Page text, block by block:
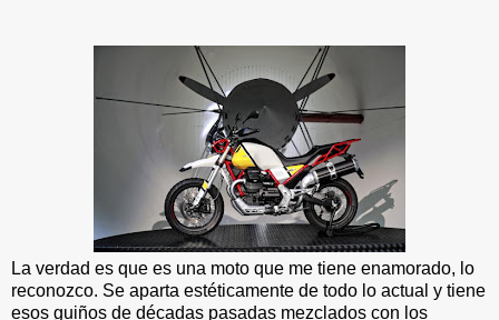
La verdad es que es una moto que me tiene enamorado, lo
reconozco. Se aparta estéticamente de todo lo actual y tiene
esos guiños de décadas pasadas mezclados con los